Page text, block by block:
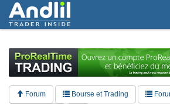
Forum Bourse et Trading